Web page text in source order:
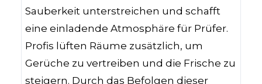
Sauberkeit unterstreichen und schafft
eine einladende Atmosphäre für Prüfer.
Profis lüften Räume zusätzlich, um
Gerüche zu vertreiben und die Frische zu
steigern. Durch das Befolgen dieser